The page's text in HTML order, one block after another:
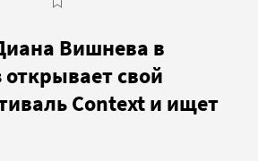
Вишнева в
свой
Context и ищет